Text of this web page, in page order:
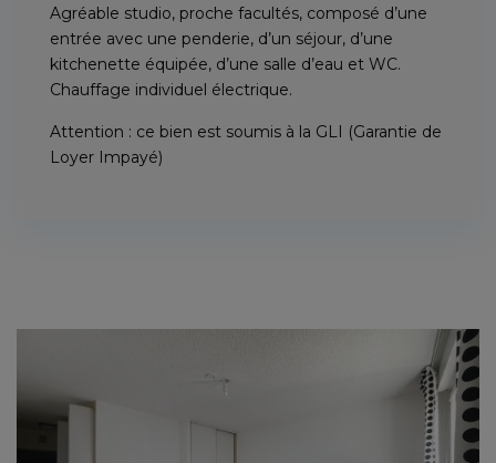
Agréable studio, proche facultés, composé d’une
entrée avec une penderie, d’un séjour, d’une
kitchenette équipée, d’une salle d’eau et WC.
Chauffage individuel électrique.
Attention : ce bien est soumis à la GLI (Garantie de
Loyer Impayé)